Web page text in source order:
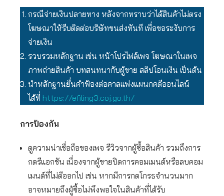
กรณีจ่ายเงินปลายทาง หลังจากทราบว่าได้สินค้าไม่ตรง
โฆษณาให้รีบติดต่อบริษัทขนส่งทันที เพื่อขอระงับการ
จ่ายเงิน
รวบรวมหลักฐาน เช่น หน้าโปรไฟล์เพจ โฆษณาในเพจ
ภาพถ่ายสินค้า บทสนทนากับผู้ขาย สลิปโอนเงิน เป็นต้น
นำหลักฐานยื่นคำฟ้องต่อศาลแพ่งแผนกคดีออนไลน์
ได้ที่ https://efiling3.coj.go.th/
การป้องกัน
ดูความน่าเชื่อถือของเพจ รีวิวจากผู้ซื้อสินค้า รวมถึงการ
กดรีแอกชัน เนื่องจากผู้ขายปิดการคอมเมนต์หรือลบคอม
เมนต์ที่ไม่ดีออกไป เช่น หากมีการกดโกรธจำนวนมาก
อาจหมายถึงผู้ซื้อไม่พึงพอใจในสินค้าที่ได้รับ